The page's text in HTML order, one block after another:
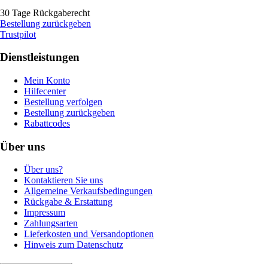
30 Tage Rückgaberecht
Bestellung zurückgeben
Trustpilot
Dienstleistungen
Mein Konto
Hilfecenter
Bestellung verfolgen
Bestellung zurückgeben
Rabattcodes
Über uns
Über uns?
Kontaktieren Sie uns
Allgemeine Verkaufsbedingungen
Rückgabe & Erstattung
Impressum
Zahlungsarten
Lieferkosten und Versandoptionen
Hinweis zum Datenschutz